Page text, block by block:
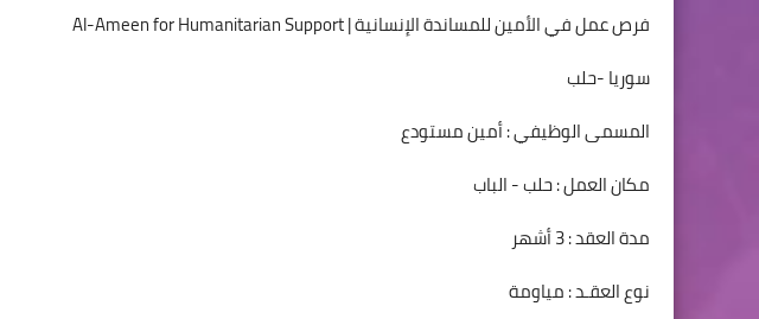
فرص عمل في الأمين للمساندة الإنسانية | Al-Ameen for Humanitarian Support
سوريا -حلب
المسمى الوظيفي : أمين مستودع
مكان العمل : حلب - الباب
مدة العقد : 3 أشهر
نوع العقـد : مياومة